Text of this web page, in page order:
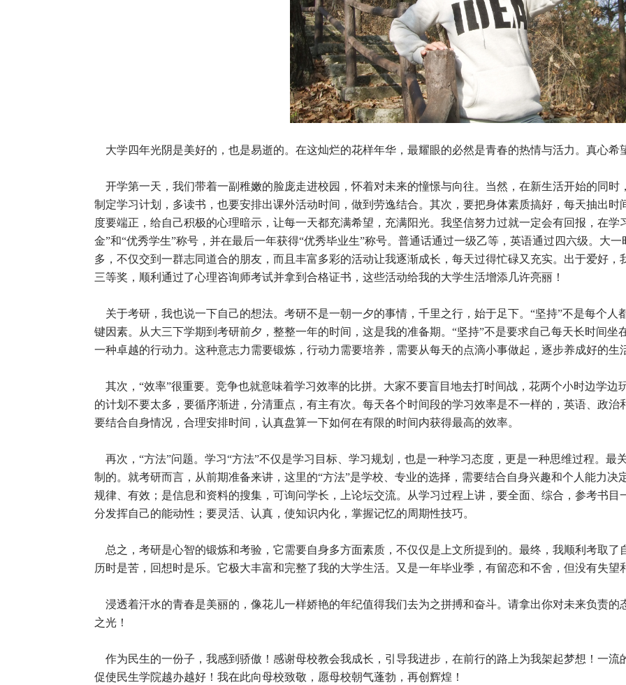
大学四年光阴是美好的，也是易逝的。在这灿烂的花样年华，最耀眼的必然是青春的热情与活力。真心希
开学第一天，我们带着一副稚嫩的脸庞走进校园，怀着对未来的憧憬与向往。当然，在新生活开始的同时
制定学习计划，多读书，也要安排出课外活动时间，做到劳逸结合。其次，要把身体素质搞好，每天抽出
度要端正，给自己积极的心理暗示，让每一天都充满希望，充满阳光。我坚信努力过就一定会有回报，在
金”和“优秀学生”称号，并在最后一年获得“优秀毕业生”称号。普通话通过一级乙等，英语通过四六级。大
多，不仅交到一群志同道合的朋友，而且丰富多彩的活动让我逐渐成长，每天过得忙碌又充实。出于爱好
三等奖，顺利通过了心理咨询师考试并拿到合格证书，这些活动给我的大学生活增添几许亮丽！
关于考研，我也说一下自己的想法。考研不是一朝一夕的事情，千里之行，始于足下。“坚持”不是每个人
键因素。从大三下学期到考研前夕，整整一年的时间，这是我的准备期。“坚持”不是要求自己每天长时间
一种卓越的行动力。这种意志力需要锻炼，行动力需要培养，需要从每天的点滴小事做起，逐步养成好的生
其次，“效率”很重要。竞争也就意味着学习效率的比拼。大家不要盲目地去打时间战，花两个小时边学边
的计划不要太多，要循序渐进，分清重点，有主有次。每天各个时间段的学习效率是不一样的，英语、政
要结合自身情况，合理安排时间，认真盘算一下如何在有限的时间内获得最高的效率。
再次，“方法”问题。学习“方法”不仅是学习目标、学习规划，也是一种学习态度，更是一种思维过程。最
制的。就考研而言，从前期准备来讲，这里的“方法”是学校、专业的选择，需要结合自身兴趣和个人能力
规律、有效；是信息和资料的搜集，可询问学长，上论坛交流。从学习过程上讲，要全面、综合，参考书
分发挥自己的能动性；要灵活、认真，使知识内化，掌握记忆的周期性技巧。
总之，考研是心智的锻炼和考验，它需要自身多方面素质，不仅仅是上文所提到的。最终，我顺利考取
历时是苦，回想时是乐。它极大丰富和完整了我的大学生活。又是一年毕业季，有留恋和不舍，但没有失望
浸透着汗水的青春是美丽的，像花儿一样娇艳的年纪值得我们去为之拼搏和奋斗。请拿出你对未来负责的
之光！
作为民生的一份子，我感到骄傲！感谢母校教会我成长，引导我进步，在前行的路上为我架起梦想！一流
促使民生学院越办越好！我在此向母校致敬，愿母校朝气蓬勃，再创辉煌！